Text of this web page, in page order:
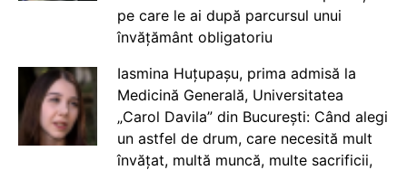
pe care le ai după parcursul unui
învățământ obligatoriu
Iasmina Huțupașu, prima admisă la
Medicină Generală, Universitatea
„Carol Davila” din București: Când alegi
un astfel de drum, care necesită mult
învățat, multă muncă, multe sacrificii,